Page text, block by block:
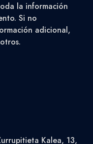
la información
Si no
adicional,
Kalea, 13,